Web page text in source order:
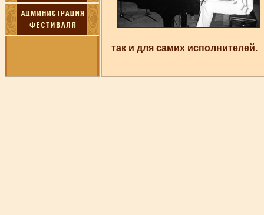
так и для самих исполнителей.